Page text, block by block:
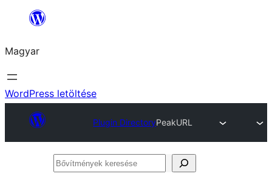
Ugrás
tartalomhoz
Magyar
WordPress letöltése
Plugin DirectoryPeakURL
Bővítmények